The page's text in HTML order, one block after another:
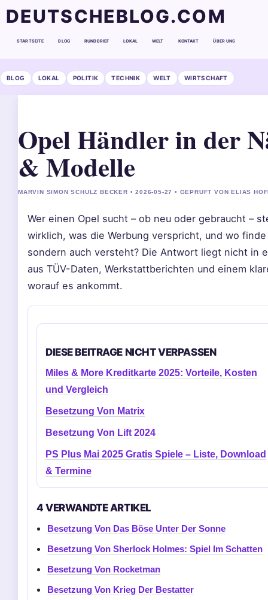
DEUTSCHEBLOG.COM
STARTSEITE BLOG RUNDBRIEF LOKAL WELT KONTAKT ÜBER UNS
BLOG LOKAL POLITIK TECHNIK WELT WIRTSCHAFT
Opel Händler in der
& Modelle
MARVIN SIMON SCHULZ BECKER • 2026-05-27 • GEPRUFT VON ELIAS
Wer einen Opel sucht – ob neu oder gebraucht –
wirklich, was die Werbung verspricht, und wo
sondern auch versteht? Die Antwort liegt nicht in
aus TÜV-Daten, Werkstattberichten und einem
worauf es ankommt.
DIESE BEITRAGE NICHT VERPASSEN
Miles & More Kreditkarte 2025: Vorteile, Kosten
und Vergleich
Besetzung Von Matrix
Besetzung Von Lift 2024
PS Plus Mai 2025 Gratis Spiele – Liste, Download
& Termine
4 VERWANDTE ARTIKEL
Besetzung Von Das Böse Unter Der Sonne
Besetzung Von Sherlock Holmes: Spiel Im Schatten
Besetzung Von Rocketman
Besetzung Von Krieg Der Bestatter